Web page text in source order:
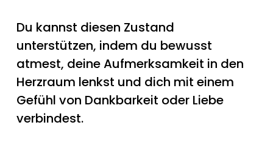
Du kannst diesen Zustand
unterstützen, indem du bewusst
atmest, deine Aufmerksamkeit in den
Herzraum lenkst und dich mit einem
Gefühl von Dankbarkeit oder Liebe
verbindest.